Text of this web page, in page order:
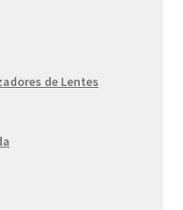
de Lentes